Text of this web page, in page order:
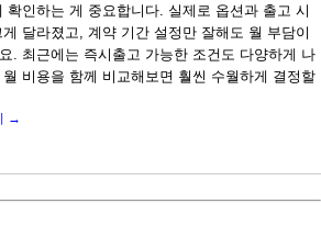
확인하는 게 중요합니다. 실제로 옵션과 출고 시
달라졌고, 계약 기간 설정만 잘해도 월 부담이
. 최근에는 즉시출고 가능한 조건도 다양하게 나
비용을 함께 비교해보면 훨씬 수월하게 결정할
→